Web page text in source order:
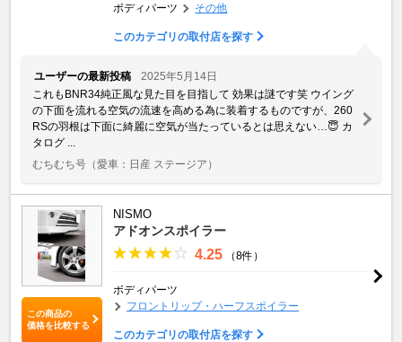
ボディパーツ その他
このカテゴリの取付店を探す
ユーザーの最新投稿
2025年5月14日
これもBNR34純正風な見た目を目指して 効果は謎です笑 ウイング
の下面を流れる空気の流速を高める為に装着するものですが、260
RSの羽根は下面に綺麗に空気が当たっているとは思えない…😇 カ
タログ ...
むちむち号 （愛車：日産 ステージア）
この商品の
価格を比較する
NISMO
アドオンスポイラー
4.25 （8件）
ボディパーツ
フロントリップ・ハーフスポイラー
このカテゴリの取付店を探す